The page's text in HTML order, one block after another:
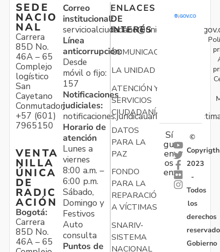
SEDE
NACIO
NAL
Carrera
85D No.
46A – 65
Complejo
logístico
San
Cayetano
Conmutador:
+57 (601)
7965150
VENTA
NILLA
ÚNICA
DE
RADIC
ACIÓN
Bogotá:
Carrera
85D No.
46A – 65
Correo
institucional:
Línea
anticorrupción:
Desde
móvil o fijo:
157
Notificaciones
judiciales:
Horario de
atención
Lunes a
viernes
8:00 a.m. –
6:00 p.m.
Sábado,
Domingo y
Festivos
Auto
consulta
Puntos de
ENLACES
DE
INTERÉS
COMUNICACIONES
LA UNIDAD
ATENCIÓN Y
SERVICIOS
CIUDADANÍA
DATOS
PARA LA
PAZ
FONDO
PARA LA
REPARACIÓN
A VÍCTIMAS
SNARIV-
SISTEMA
NACIONAL
Sí
gu
en
os
en:
©
Copyrigth
2023
-
Todos
los
derechos
Gobierno